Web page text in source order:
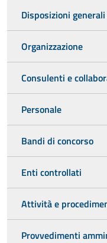
Disposizioni
Organizzazione
Consulenti e
Personale
Bandi di concorso
Enti controllati
Attività e
Provvedimenti